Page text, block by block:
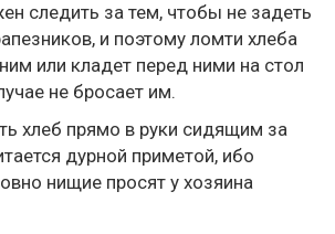
следить за тем, чтобы не задеть
и поэтому ломти хлеба
или кладет перед ними на стол
не бросает им.
хлеб прямо в руки сидящим за
дурной приметой, ибо
нищие просят у хозяина